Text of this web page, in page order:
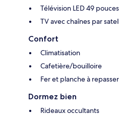
Télévision LED 49 pouces
TV avec chaînes par
Confort
Climatisation
Cafetière/bouilloire
Fer et planche à repasser
Dormez bien
Rideaux occultants